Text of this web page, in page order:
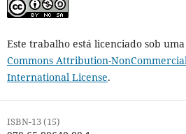
Este trabalho está licenciado sob
Commons Attribution-
International License.
ISBN-13 (15)